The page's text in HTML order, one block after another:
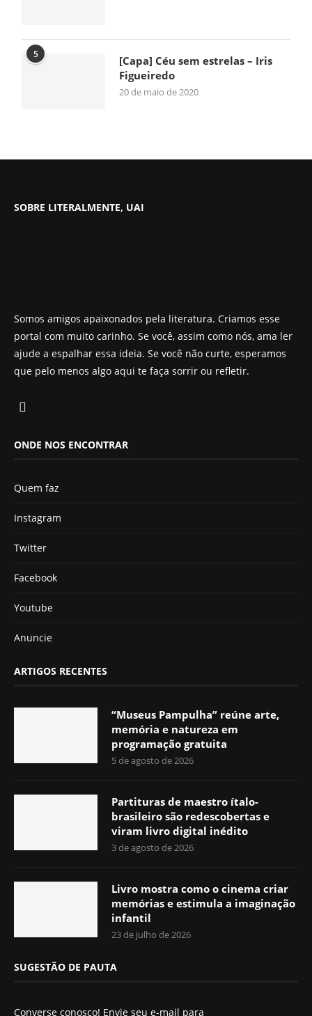
5
[Capa] Céu sem estrelas – Iris
Figueiredo
20 de maio de 2020
SOBRE LITERALMENTE, UAI
Somos amigos apaixonados pela literatura. Criamos esse
portal com muito carinho. Se você, assim como nós, ama ler
ajude a espalhar essa ideia. Se você não curte, esperamos
que pelo menos algo aqui te faça sorrir ou refletir.
ONDE NOS ENCONTRAR
Quem faz
Instagram
Twitter
Facebook
Youtube
Anuncie
ARTIGOS RECENTES
“Museus Pampulha” reúne arte,
memória e natureza em
programação gratuita
5 de agosto de 2026
Partituras de maestro ítalo-
brasileiro são redescobertas e
viram livro digital inédito
3 de agosto de 2026
Livro mostra como o cinema criar
memórias e estimula a imaginação
infantil
23 de julho de 2026
SUGESTÃO DE PAUTA
Converse conosco! Envie seu e-mail para